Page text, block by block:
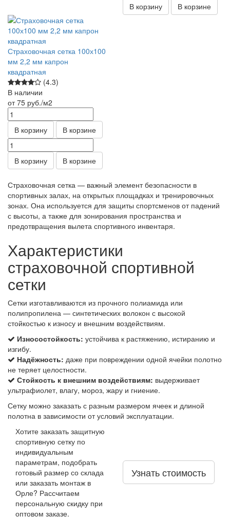
В корзину В корзине
Страховочная сетка 100х100
мм 2,2 мм капрон
квадратная
(4.3)
В наличии
от 75 руб./м2
В корзину В корзине
В корзину В корзине
Страховочная сетка — важный элемент безопасности в
спортивных залах, на открытых площадках и тренировочных
зонах. Она используется для защиты спортсменов от падений
с высоты, а также для зонирования пространства и
предотвращения вылета спортивного инвентаря.
Характеристики
страховочной спортивной
сетки
Сетки изготавливаются из прочного полиамида или
полипропилена — синтетических волокон с высокой
стойкостью к износу и внешним воздействиям.
Износостойкость: устойчива к растяжению, истиранию и
изгибу.
Надёжность: даже при повреждении одной ячейки полотно
не теряет целостности.
Стойкость к внешним воздействиям: выдерживает
ультрафиолет, влагу, мороз, жару и гниение.
Сетку можно заказать с разным размером ячеек и длиной
полотна в зависимости от условий эксплуатации.
Хотите заказать защитную
спортивную сетку по
индивидуальным
параметрам, подобрать
готовый размер со склада
или заказать монтаж в
Орле? Рассчитаем
персональную скидку при
оптовом заказе.
Узнать стоимость